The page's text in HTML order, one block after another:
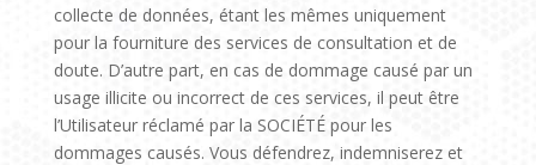
collecte de données, étant les mêmes uniquement
pour la fourniture des services de consultation et de
doute. D’autre part, en cas de dommage causé par un
usage illicite ou incorrect de ces services, il peut être
l’Utilisateur réclamé par la SOCIÉTÉ pour les
dommages causés. Vous défendrez, indemniserez et